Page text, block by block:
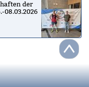
der
08.03.2026